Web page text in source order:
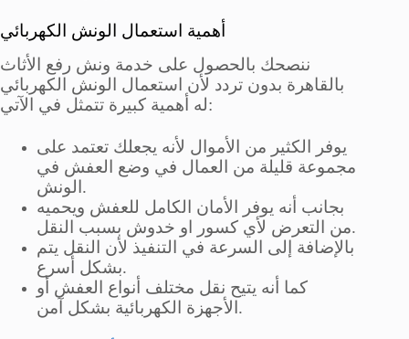
أهمية استعمال الونش الكهربائي
ننصحك بالحصول على خدمة ونش رفع الأثاث
بالقاهرة بدون تردد لأن استعمال الونش الكهربائي
له أهمية كبيرة تتمثل في الآتي:
يوفر الكثير من الأموال لأنه يجعلك تعتمد على
مجموعة قليلة من العمال في وضع العفش في
الونش.
بجانب أنه يوفر الأمان الكامل للعفش ويحميه
من التعرض لأي كسور او خدوش بسبب النقل.
بالإضافة إلى السرعة في التنفيذ لأن النقل يتم
بشكل أسرع.
كما أنه يتيح نقل مختلف أنواع العفش أو
الأجهزة الكهربائية بشكل آمن.